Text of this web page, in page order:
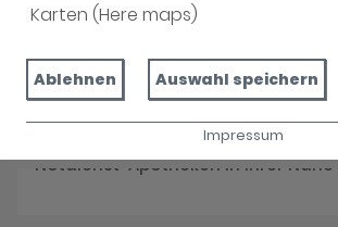
Karten (Here maps)
Ablehnen Auswahl speichern
Impressum
Unverbindliche Reservierung
Notdienst-Apotheken in Ihrer Nähe